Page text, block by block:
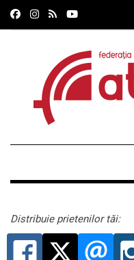
Distribuie prietenilor tăi: